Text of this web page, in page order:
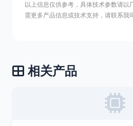
以上信息仅供参考，具体技术参数请以
需更多产品信息或技术支持，请联系我
相关产品